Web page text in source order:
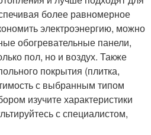
более равномерное
электроэнергию, можно
обогревательные панели,
пол, но и воздух. Также
покрытия (плитка,
с выбранным типом
изучите характеристики
с специалистом,